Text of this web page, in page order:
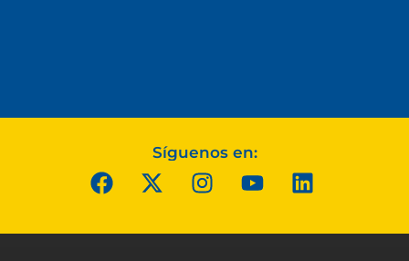
Síguenos en: